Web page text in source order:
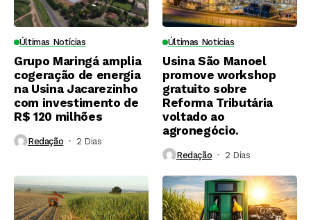
Últimas Notícias
Grupo Maringá amplia
cogeração de energia
na Usina Jacarezinho
com investimento de
R$ 120 milhões
Redação 2 Dias ⁮
Últimas Notícias
Usina São Manoel
promove workshop
gratuito sobre
Reforma Tributária
voltado ao
agronegócio.
Redação 2 Dias ⁮